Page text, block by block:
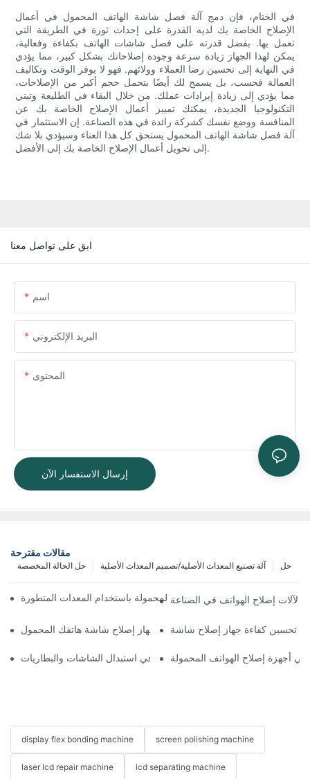
في الختام، فإن دمج آلة فصل شاشة الهاتف المحمول في أعمال
الإصلاح الخاصة بك لديه القدرة على إحداث ثورة في الطريقة التي
تعمل بها. بفضل قدرته على فصل شاشات الهاتف بكفاءة وفعالية،
يمكن لهذا الجهاز زيادة سرعة وجودة إصلاحاتك بشكل كبير، مما يؤدي
في النهاية إلى تحسين رضا العملاء وولائهم. فهو لا يوفر الوقت وتكاليف
العمالة فحسب، بل يسمح لك أيضًا بتحمل حجم أكبر من الإصلاحات،
مما يؤدي إلى زيادة إيرادات عملك. من خلال البقاء في الطليعة وتبني
التكنولوجيا الجديدة، يمكنك تمييز أعمال الإصلاح الخاصة بك عن
المنافسة ووضع نفسك كشركة رائدة في هذه الصناعة. إن الاستثمار في
آلة فصل شاشة الهاتف المحمول يستحق كل هذا العناء وسيؤدي بلا شك
إلى تحويل أعمال الإصلاح الخاصة بك إلى الأفضل.
ابق على تواصل معنا
اسم
البريد الإلكتروني
المحتوى
إرسال الاستفسار الآن
مقالات مقترحة
حل آلة تصنيع المعدات الأصلية/تصميم المعدات الأصلية حل الحالة المخصصة
تحسين سير عمل إصلاح الهواتف المحمولة باستخدام المعدات المتطورة
لآلات إصلاح الهواتف في الصناعة
اختيار الملحقات المناسبة لجهاز إصلاح شاشة هاتفك المحمول
استخدامات أجهزة إصلاح الهواتف في استبدال الشاشات والبطاريات
في أجهزة إصلاح الهواتف المحمولة
display flex bonding machine screen polishing machine
laser lcd repair machine lcd separating machine